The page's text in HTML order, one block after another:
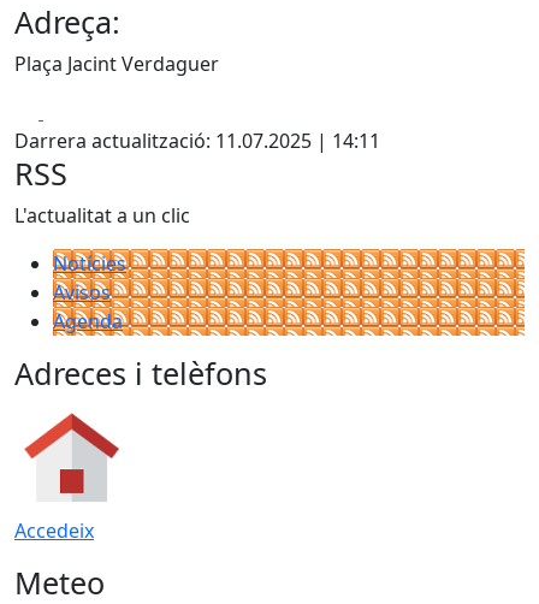
Adreça:
Plaça Jacint Verdaguer
Darrera actualització: 11.07.2025 | 14:11
RSS
L'actualitat a un clic
Notícies
Avisos
Agenda
Adreces i telèfons
Accedeix
Meteo